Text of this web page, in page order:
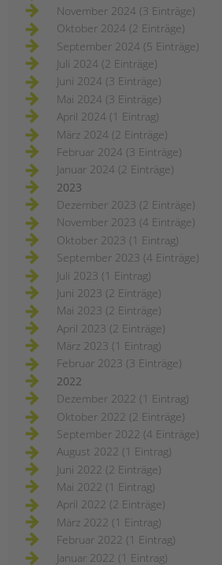
November 2024 (3 Einträge)
Oktober 2024 (2 Einträge)
September 2024 (5 Einträge)
Juli 2024 (2 Einträge)
Juni 2024 (3 Einträge)
Mai 2024 (3 Einträge)
April 2024 (1 Eintrag)
März 2024 (2 Einträge)
Februar 2024 (3 Einträge)
Januar 2024 (2 Einträge)
2023
Dezember 2023 (2 Einträge)
November 2023 (4 Einträge)
Oktober 2023 (1 Eintrag)
September 2023 (4 Einträge)
Juli 2023 (1 Eintrag)
Juni 2023 (2 Einträge)
Mai 2023 (2 Einträge)
April 2023 (2 Einträge)
März 2023 (1 Eintrag)
Februar 2023 (3 Einträge)
2022
Dezember 2022 (1 Eintrag)
Oktober 2022 (2 Einträge)
September 2022 (4 Einträge)
August 2022 (1 Eintrag)
Juni 2022 (2 Einträge)
Mai 2022 (1 Eintrag)
April 2022 (2 Einträge)
März 2022 (1 Eintrag)
Februar 2022 (1 Eintrag)
Januar 2022 (1 Eintrag)